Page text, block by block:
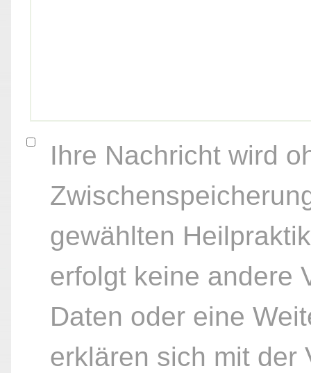
Ihre Nachricht wird
gewählten
erfolgt keine andere
Daten oder eine
erklären sich mit der